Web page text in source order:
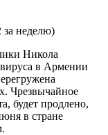
за неделю)
Никола
в Армении
Чрезвычайное
будет продлено,
в стране